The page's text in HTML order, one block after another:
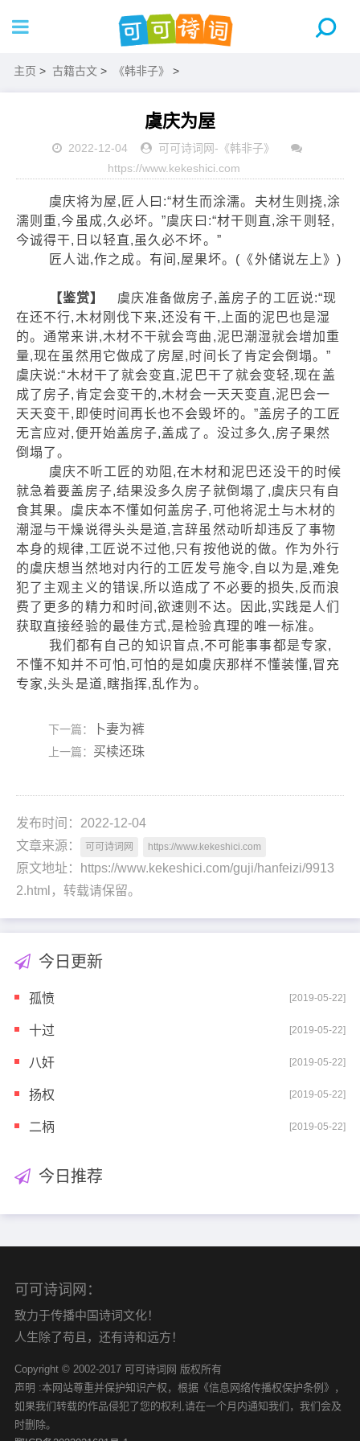
主页 > 古籍古文 > 《韩非子》 >
虞庆为屋
2022-12-04 可可诗词网- 《韩非子》
https://www.kekeshici.com
虞庆将为屋,匠人曰:“材生而涂濡。夫材生则挠,涂
濡则重,今虽成,久必坏。”虞庆曰:“材干则直,涂干则轻,
今诚得干,日以轻直,虽久必不坏。”
匠人诎,作之成。有间,屋果坏。(《外储说左上》)
【鉴赏】
虞庆准备做房子,盖房子的工匠说:“现
在还不行,木材刚伐下来,还没有干,上面的泥巴也是湿
的。通常来讲,木材不干就会弯曲,泥巴潮湿就会增加重
量,现在虽然用它做成了房屋,时间长了肯定会倒塌。”
虞庆说:“木材干了就会变直,泥巴干了就会变轻,现在盖
成了房子,肯定会变干的,木材会一天天变直,泥巴会一
天天变干,即使时间再长也不会毁坏的。”盖房子的工匠
无言应对,便开始盖房子,盖成了。没过多久,房子果然
倒塌了。
虞庆不听工匠的劝阻,在木材和泥巴还没干的时候
就急着要盖房子,结果没多久房子就倒塌了,虞庆只有自
食其果。虞庆本不懂如何盖房子,可他将泥土与木材的
潮湿与干燥说得头头是道,言辞虽然动听却违反了事物
本身的规律,工匠说不过他,只有按他说的做。作为外行
的虞庆想当然地对内行的工匠发号施令,自以为是,难免
犯了主观主义的错误,所以造成了不必要的损失,反而浪
费了更多的精力和时间,欲速则不达。因此,实践是人们
获取直接经验的最佳方式,是检验真理的唯一标准。
我们都有自己的知识盲点,不可能事事都是专家,
不懂不知并不可怕,可怕的是如虞庆那样不懂装懂,冒充
专家,头头是道,瞎指挥,乱作为。
下一篇： 卜妻为裤
上一篇： 买椟还珠
发布时间：2022-12-04
文章来源：
可可诗词网 https://www.kekeshici.com
原文地址：https://www.kekeshici.com/guji/hanfeizi/9913
2.html，转载请保留。
今日更新
孤愤 [2019-05-22]
十过 [2019-05-22]
八奸 [2019-05-22]
扬权 [2019-05-22]
二柄 [2019-05-22]
今日推荐
可可诗词网：
致力于传播中国诗词文化！
人生除了苟且，还有诗和远方！
Copyright © 2002-2017 可可诗词网 版权所有
声明 :本网站尊重并保护知识产权，根据《信息网络传播权保护条例》，
如果我们转载的作品侵犯了您的权利,请在一个月内通知我们，我们会及
时删除。